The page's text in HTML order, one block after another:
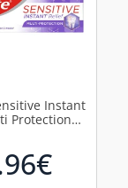
Instant
Protection